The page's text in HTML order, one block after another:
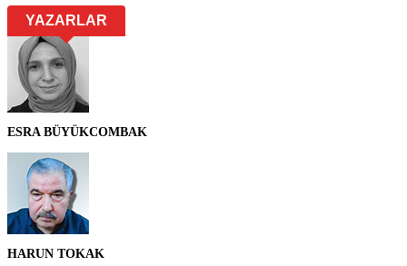
YAZARLAR
ESRA BÜYÜKCOMBAK
HARUN TOKAK